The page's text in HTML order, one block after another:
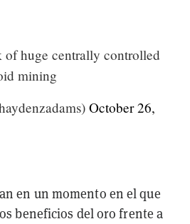
of huge centrally controlled
mining
October 26,
en un momento en el que
beneficios del oro frente a